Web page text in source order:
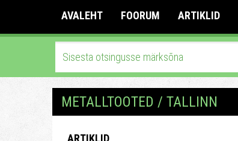
AVALEHT FOORUM ARTIKLID
METALLTOOTED / TALLINN
ARTIKLID